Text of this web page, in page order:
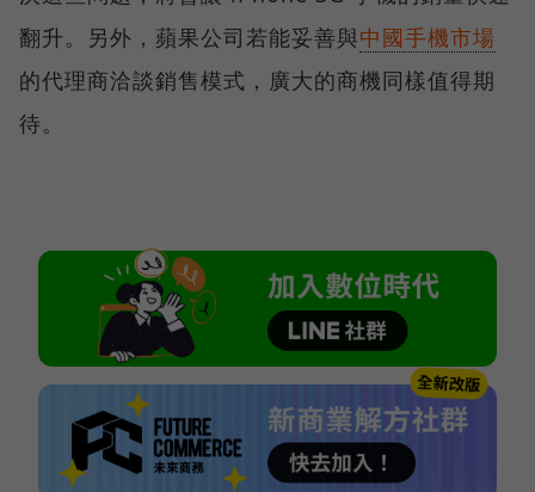
翻升。另外，蘋果公司若能妥善與中國手機市場
的代理商洽談銷售模式，廣大的商機同樣值得期
待。